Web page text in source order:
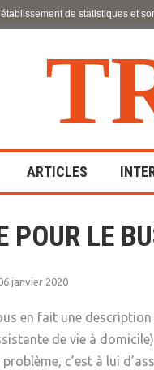
T
ARTICLES
POUR LE
janvier 2020
en fait une
de vie à
c’est à lui
de statistiques et